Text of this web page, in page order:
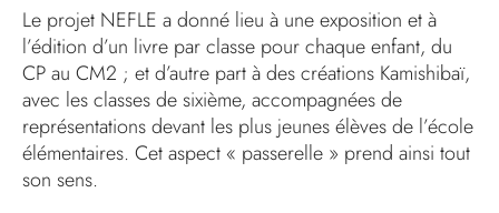
Le projet NEFLE a donné lieu à une exposition et à
l’édition d’un livre par classe pour chaque enfant, du
CP au CM2 ; et d’autre part à des créations Kamishibaï,
avec les classes de sixième, accompagnées de
représentations devant les plus jeunes élèves de l’école
élémentaires. Cet aspect « passerelle » prend ainsi tout
son sens.